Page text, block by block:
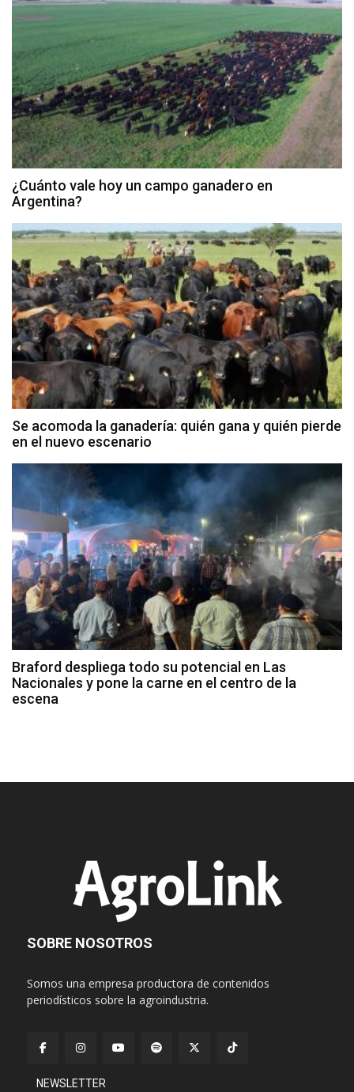
¿Cuánto vale hoy un campo ganadero en
Argentina?
Se acomoda la ganadería: quién gana y quién pierde
en el nuevo escenario
Braford despliega todo su potencial en Las
Nacionales y pone la carne en el centro de la
escena
SOBRE NOSOTROS
Somos una empresa productora de contenidos
periodísticos sobre la agroindustria.
NEWSLETTER